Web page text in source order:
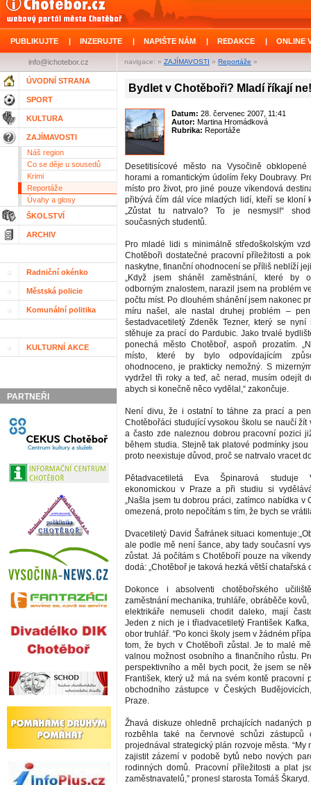
PUBLIKUJTE | INZERUJTE | NAPIŠTE NÁM | REDAKCE | ONLINE
navigace: » ZAJÍMAVOSTI » Reportáže »
info@ichotebor.cz
ÚVODNÍ STRANA
SPORT
KULTURA
ZAJÍMAVOSTI
Náš region
Co se děje u sousedů
Krimi
Reportáže
Úvahy a glosy
ŠKOLSTVÍ
ARCHIV
Radniční okénko
Městská policie
Komunální politika
KULTURNÍ AKCE
PARTNEŘI
Bydlet v Chotěboři? Mladí říkají ne!
Datum: 28. červenec 2007, 11:41
Autor: Martina Hromádková
Rubrika: Reportáže
Desetitisícové město na Vysočině obklopené
horami a romantickým údolím řeky Doubravy.
místo pro život, pro jiné pouze víkendová
přibývá čím dál více mladých lidí, kteří se kloní
„Zůstat tu natrvalo? To je nesmysl!“
současných studentů.
Pro mladé lidi s minimálně středoškolským
Chotěboři dostatečné pracovní příležitosti a
naskytne, finanční ohodnocení se příliš neblíží
„Když jsem sháněl zaměstnání, které by
odborným znalostem, narazil jsem na problém
počtu míst. Po dlouhém shánění jsem nakonec
míru našel, ale nastal druhej problém –
šestadvacetiletý Zdeněk Tezner, který se
stěhuje za prací do Pardubic. Jako trvalé
ponechá město Chotěboř, aspoň prozatím.
místo, které by bylo odpovídajícím
ohodnoceno, je prakticky nemožný. S
vydržel tři roky a teď, ač nerad, musím odejít
abych si konečně něco vydělal,“ zakončuje.
Není divu, že i ostatní to táhne za prací a
Chotěbořáci studující vysokou školu se naučí žít
a často zde naleznou dobrou pracovní pozici
během studia. Stejně tak platové podmínky
proto neexistuje důvod, proč se natrvalo vracet
Pětadvacetiletá Eva Špinarová studuje
ekonomickou v Praze a při studiu si
„Našla jsem tu dobrou práci, zatímco nabídka v
omezená, proto nepočítám s tím, že bych se
Dvacetiletý David Šafránek situaci
ale podle mě není šance, aby tady současní
zůstat. Já počítám s Chotěboří pouze na
dodá: „Chotěboř je taková hezká větší chatařská
Dokonce i absolventi chotěbořského
zaměstnání mechanika, truhláře, obráběče
elektrikáře nemuseli chodit daleko, mají
Jeden z nich je i třiadvacetiletý František
obor truhlář. "Po konci školy jsem v žádném
tom, že bych v Chotěboři zůstal. Je to malé
valnou možnost osobního a finančního růstu.
perspektivního a měl bych pocit, že jsem se
František, který už má na svém kontě pracovní
obchodního zástupce v Českých
Praze.
Žhavá diskuze ohledně prchajících nadaných
rozběhla také na červnové schůzi zástupců
projednával strategický plán rozvoje města. “My
zajistit zázemí v podobě bytů nebo nových
rodinných domů. Pracovní příležitosti a plat
zaměstnavatelů,” pronesl starosta Tomáš Škaryd.